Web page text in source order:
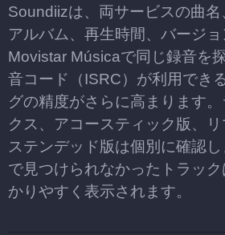
Soundiizは、両サービスの曲名
アルバム、再生時間、バージョ
Movistar Músicaで同じ録音を
音コード（ISRC）が利用でき
グの精度がさらに高まります
クス、アコースティック版、
ステンデッド版は個別に確認
で見つけられなかったトラッ
かりやすく表示されます。